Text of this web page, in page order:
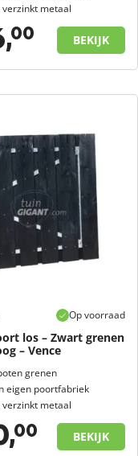
verzinkt metaal
00 BEKIJK
Op voorraad
los – Zwart grenen
– Vence
grenen
eigen poortfabriek
verzinkt metaal
00 BEKIJK